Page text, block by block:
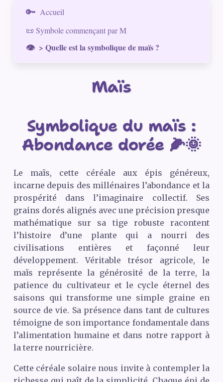
Accueil
📜 Symbole commençant par M
> Quelle est la symbolique de maïs ?
Maïs
Symbolique du maïs :
Abondance dorée 🌽🌞
Le maïs, cette céréale aux épis généreux,
incarne depuis des millénaires l’abondance et la
prospérité dans l’imaginaire collectif. Ses
grains dorés alignés avec une précision presque
mathématique sur sa tige robuste racontent
l’histoire d’une plante qui a nourri des
civilisations entières et façonné leur
développement. Véritable trésor agricole, le
maïs représente la générosité de la terre, la
patience du cultivateur et le cycle éternel des
saisons qui transforme une simple graine en
source de vie. Sa présence dans tant de cultures
témoigne de son importance fondamentale dans
l’alimentation humaine et dans notre rapport à
la terre nourricière.
Cette céréale solaire nous invite à contempler la